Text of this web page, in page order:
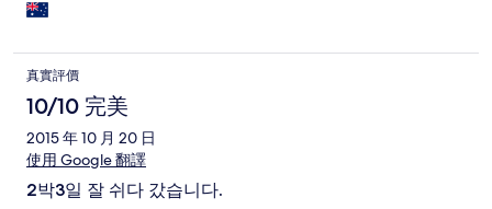
and worth the price. I would stay here again if in Nanjing
真實評價
10/10 完美
2015 年 10 月 20 日
使用 Google 翻譯
2박3일 잘 쉬다 갔습니다.